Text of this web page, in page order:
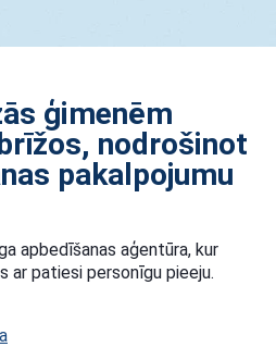
ģimenēm
nodrošinot
pakalpojumu
apbedīšanas aģentūra, kur
ar patiesi personīgu pieeju.